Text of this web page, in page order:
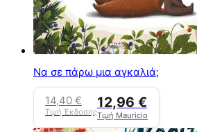
Να σε πάρω μια αγκαλιά;
14,40 €
Τιμή Έκδοσης
12,96 €
Τιμή Mauricio